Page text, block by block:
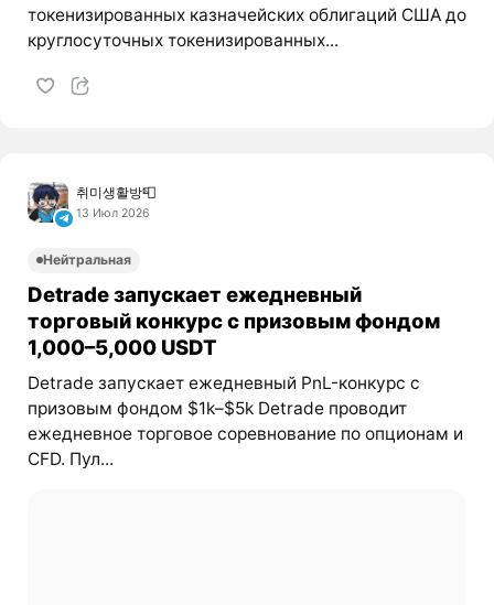
токенизированных казначейских облигаций США до
круглосуточных токенизированных...
취미생활방📮
13 Июл 2026
Нейтральная
Detrade запускает ежедневный
торговый конкурс с призовым фондом
1,000–5,000 USDT
Detrade запускает ежедневный PnL-конкурс с
призовым фондом $1k–$5k Detrade проводит
ежедневное торговое соревнование по опционам и
CFD. Пул...